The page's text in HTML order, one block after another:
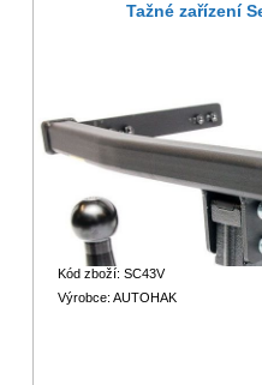
Tažné zařízení
Kód zboží: SC43V
Výrobce: AUTOHAK